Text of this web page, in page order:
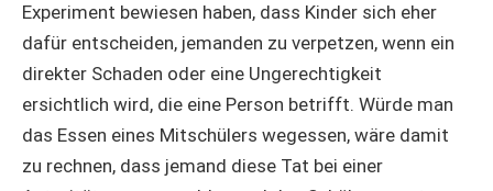
Experiment bewiesen haben, dass Kinder sich eher
dafür entscheiden, jemanden zu verpetzen, wenn ein
direkter Schaden oder eine Ungerechtigkeit
ersichtlich wird, die eine Person betrifft. Würde man
das Essen eines Mitschülers wegessen, wäre damit
zu rechnen, dass jemand diese Tat bei einer